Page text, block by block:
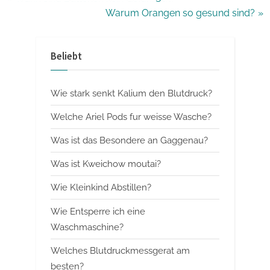
N
o
s
t
Warum Orangen so gesund sind?
Beliebt
Wie stark senkt Kalium den Blutdruck?
Welche Ariel Pods fur weisse Wasche?
Was ist das Besondere an Gaggenau?
Was ist Kweichow moutai?
Wie Kleinkind Abstillen?
Wie Entsperre ich eine
Waschmaschine?
Welches Blutdruckmessgerat am
besten?